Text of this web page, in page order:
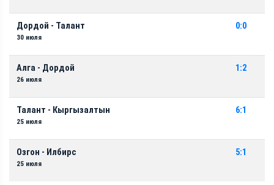
Дордой - Талант
30 июля
0:0
Алга - Дордой
26 июля
1:2
Талант - Кыргызалтын
25 июля
6:1
Озгон - Илбирс
25 июля
5:1